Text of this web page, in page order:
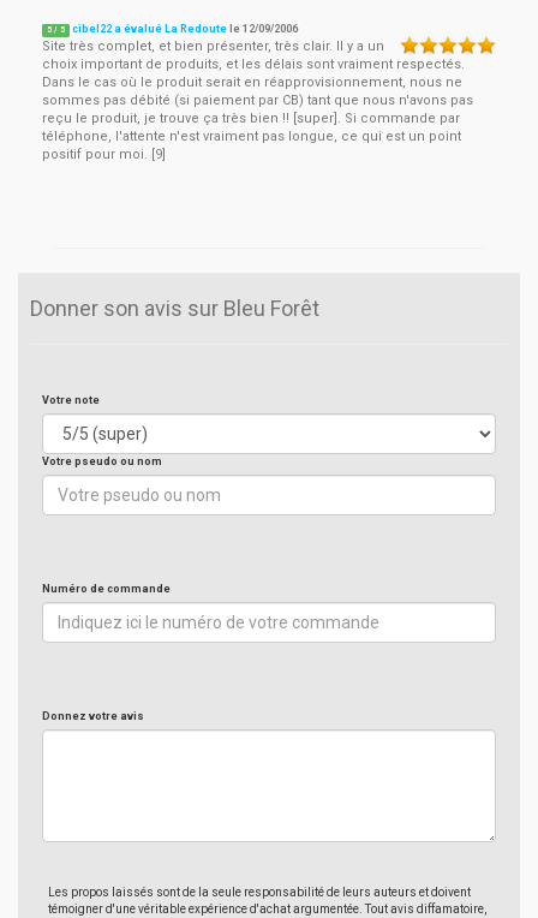
5 / 5 cibel22 a évalué La Redoute le12/09/2006
Site très complet, et bien présenter, très clair. Il y a un
choix important de produits, et les délais sont vraiment respectés.
Dans le cas où le produit serait en réapprovisionnement, nous ne
sommes pas débité (si paiement par CB) tant que nous n'avons pas
reçu le produit, je trouve ça très bien !! [super]. Si commande par
téléphone, l'attente n'est vraiment pas longue, ce qui est un point
positif pour moi. [9]
Donner son avis sur Bleu Forêt
Votre note
Votre pseudo ou nom
Numéro de commande
Donnez votre avis
Les propos laissés sont de la seule responsabilité de leurs auteurs et doivent
témoigner d'une véritable expérience d'achat argumentée. Tout avis diffamatoire,